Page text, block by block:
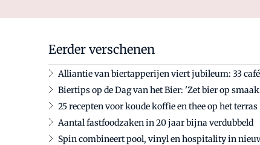
Eerder verschenen
Alliantie van biertapperijen viert jubileum: 33
Biertips op de Dag van het Bier: 'Zet bier op
25 recepten voor koude koffie en thee op het terras
Aantal fastfoodzaken in 20 jaar bijna verdubbeld
Spin combineert pool, vinyl en hospitality in